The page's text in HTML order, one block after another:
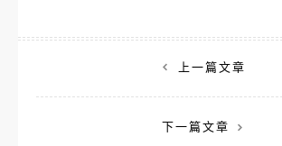
章
上一篇文章
下一篇文章